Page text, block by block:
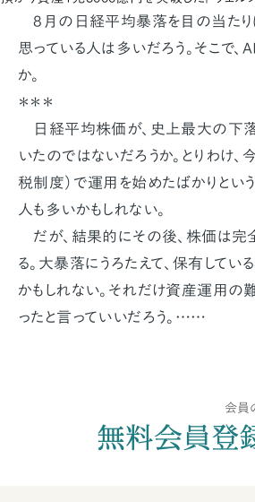
8月の日経平均暴落を目の当たりに
思っている人は多いだろう。そこで、
か。
＊＊＊
日経平均株価が、史上最大の下
いたのではないだろうか。とりわけ
税制度）で運用を始めたばかりとい
人も多いかもしれない。
だが、結果的にその後、株価は完
る。大暴落にうろたえて、保有してい
かもしれない。それだけ資産運用の
ったと言っていいだろう。……
会員
無料会員登